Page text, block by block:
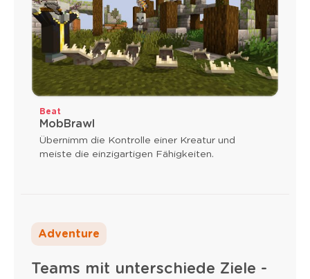
Beat
MobBrawl
Übernimm die Kontrolle einer Kreatur und
meiste die einzigartigen Fähigkeiten.
Adventure
Teams mit unterschiede Ziele -